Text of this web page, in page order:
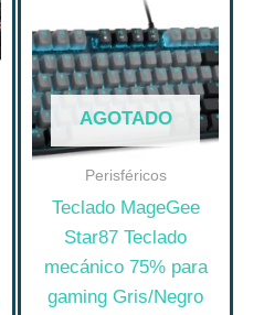
AGOTADO
Perisféricos
Teclado MageGee
Star87 Teclado
mecánico 75% para
gaming Gris/Negro
$
through
$
tiene
múltiples
variantes.
Las
opciones
elegir
en
la
página